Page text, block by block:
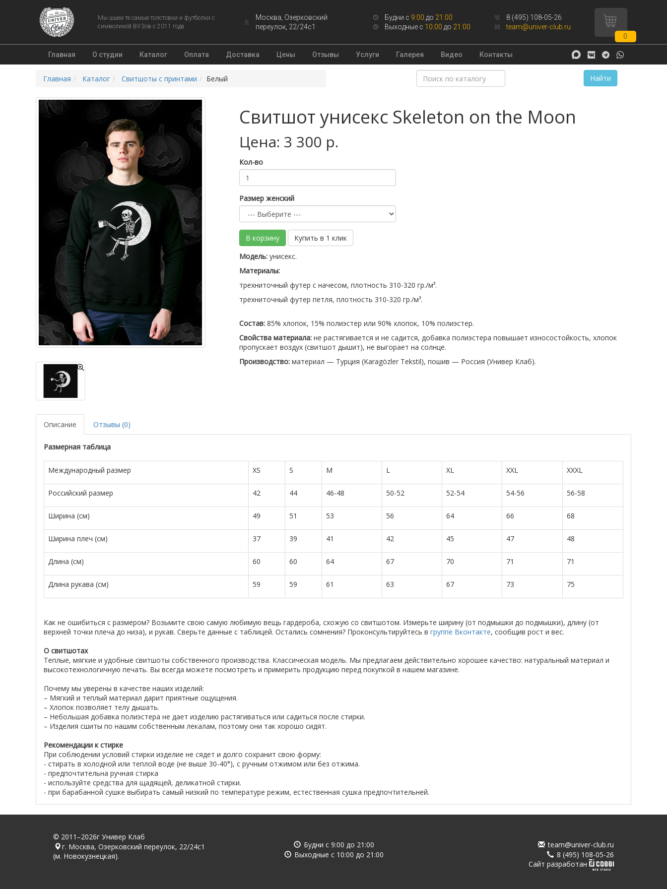
Мы шьем те самые толстовки и футболки с
символикой ВУЗов с 2011 года
Москва, Озерковский
переулок, 22/24с1
Будни с 9:00 до 21:00
Выходные с 10:00 до 21:00
8 (495) 108-05-26
team@univer-club.ru
0
Главная О студии Каталог Оплата Доставка Цены Отзывы Услуги Галерея Видео Контакты
Главная Каталог Свитшоты c принтами Белый Найти
Свитшот унисекс Skeleton on the Moon
Цена: 3 300 р.
Кол-во
Размер женский
В корзину
Купить в 1 клик
Модель:унисекс.
Материалы:
трехниточный футер с начесом, плотность 310-320 гр./м³.
трехниточный футер петля, плотность 310-320 гр./м³.
Состав:85% хлопок, 15% полиэстер или 90% хлопок, 10% полиэстер.
Свойства материала:не растягивается и не садится, добавка полиэстера повышает износостойкость, хлопок
пропускает воздух (свитшот дышит), не выгорает на солнце.
Производство: материал — Турция (Karagözler Tekstil), пошив — Россия (Универ Клаб).
Описание Отзывы (0)
Размерная таблица
Международный размер XS S M L XL XXL XXXL
Российский размер 42 44 46-48 50-52 52-54 54-56 56-58
Ширина (см) 49 51 53 56 64 66 68
Ширина плеч (см) 37 39 41 42 45 47 48
Длина (см) 60 60 64 67 70 71 71
Длина рукава (см) 59 59 61 63 67 73 75
Как не ошибиться с размером? Возьмите свою самую любимую вещь гардероба, схожую со свитшотом. Измерьте ширину (от подмышки до подмышки), длину (от
верхней точки плеча до низа), и рукав. Сверьте данные с таблицей. Остались сомнения? Проконсультируйтесь в группе Вконтакте, сообщив рост и вес.
О свитшотах
Теплые, мягкие и удобные свитшоты собственного производства. Классическая модель. Мы предлагаем действительно хорошее качество: натуральный материал и
высокотехнологичную печать. Вы всегда можете посмотреть и примерить продукцию перед покупкой в нашем магазине.
Почему мы уверены в качестве наших изделий:
– Мягкий и теплый материал дарит приятные ощущения.
– Хлопок позволяет телу дышать.
– Небольшая добавка полиэстера не дает изделию растягиваться или садиться после стирки.
– Изделия сшиты по нашим собственным лекалам, поэтому они так хорошо сидят.
Рекомендации к стирке
При соблюдении условий стирки изделие не сядет и долго сохранит свою форму:
- стирать в холодной или теплой воде (не выше 30-40°), с ручным отжимом или без отжима.
- предпочтительна ручная стирка
- используйте средства для щадящей, деликатной стирки.
- при барабанной сушке выбирать самый низкий по температуре режим, естественная сушка предпочтительней.
© 2011–2026г Универ Клаб
г. Москва, Озерковский переулок, 22/24с1
(м. Новокузнецкая).
Будни с 9:00 до 21:00
Выходные с 10:00 до 21:00
team@univer-club.ru
8 (495) 108-05-26
Cайт разработан